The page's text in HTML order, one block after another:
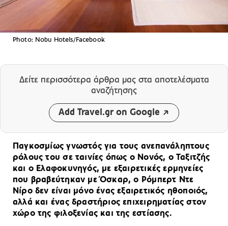
Photo: Nobu Hotels/Facebook
Δείτε περισσότερα άρθρα μας στα αποτελέσματα
αναζήτησης
Add Travel.gr on Google
Παγκοσμίως γνωστός για τους ανεπανάληπτους
ρόλους του σε ταινίες όπως ο Νονός, ο Ταξιτζής
και ο Ελαφοκυνηγός, με εξαιρετικές ερμηνείες
που βραβεύτηκαν με Όσκαρ, ο Ρόμπερτ Ντε
Νίρο δεν είναι μόνο ένας εξαιρετικός ηθοποιός,
αλλά και ένας δραστήριος επιχειρηματίας στον
χώρο της φιλοξενίας και της εστίασης.